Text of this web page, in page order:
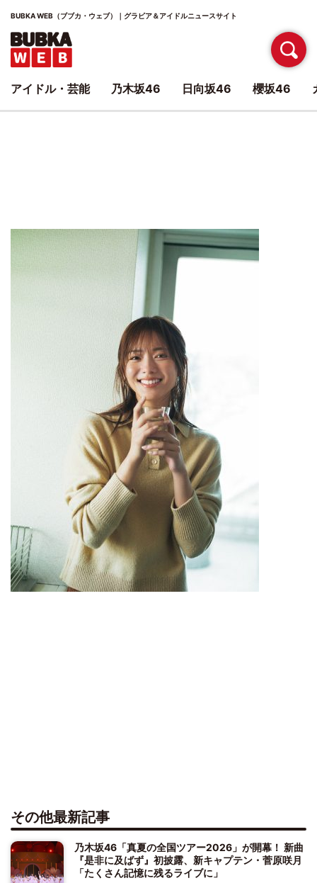
BUBKA WEB（ブブカ・ウェブ）｜グラビア＆アイドルニュースサイト
その他最新記事
乃木坂46「真夏の全国ツアー2026」が開幕！ 新曲
『是非に及ばず』初披露、新キャプテン・菅原咲月
「たくさん記憶に残るライブに」
アイドル・芸能 乃木坂46 日向坂46 櫻坂46